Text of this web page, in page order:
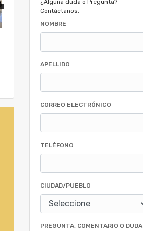
Contáctanos.
NOMBRE
APELLIDO
CORREO ELECTRÓNICO
TELÉFONO
CIUDAD/PUEBLO
PREGUNTA, COMENTARIO O DUDA